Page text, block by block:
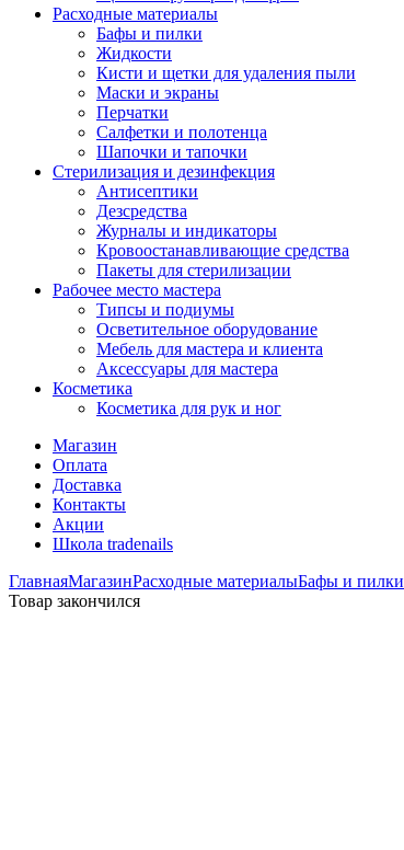
Расходные материалы
Бафы и пилки
Жидкости
Кисти и щетки для удаления пыли
Маски и экраны
Перчатки
Салфетки и полотенца
Шапочки и тапочки
Стерилизация и дезинфекция
Антисептики
Дезсредства
Журналы и индикаторы
Кровоостанавливающие средства
Пакеты для стерилизации
Рабочее место мастера
Типсы и подиумы
Осветительное оборудование
Мебель для мастера и клиента
Аксессуары для мастера
Косметика
Косметика для рук и ног
Магазин
Оплата
Доставка
Контакты
Акции
Школа tradenails
ГлавнаяМагазинРасходные материалыБафы и пилки
Товар закончился